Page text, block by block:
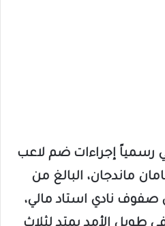
رسمياً إجراءات ضم لاعب
ماندجان، البالغ من
من صفوف نادي استاد مالي،